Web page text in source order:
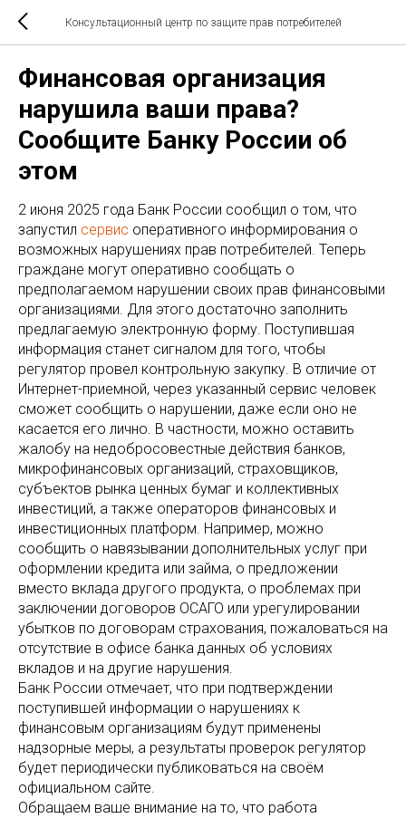
Консультационный центр по защите прав потребителей
Финансовая организация
нарушила ваши права?
Сообщите Банку России об
этом
2 июня 2025 года Банк России сообщил о том, что
запустил сервис оперативного информирования о
возможных нарушениях прав потребителей. Теперь
граждане могут оперативно сообщать о
предполагаемом нарушении своих прав финансовыми
организациями. Для этого достаточно заполнить
предлагаемую электронную форму. Поступившая
информация станет сигналом для того, чтобы
регулятор провел контрольную закупку. В отличие от
Интернет-приемной, через указанный сервис человек
сможет сообщить о нарушении, даже если оно не
касается его лично. В частности, можно оставить
жалобу на недобросовестные действия банков,
микрофинансовых организаций, страховщиков,
субъектов рынка ценных бумаг и коллективных
инвестиций, а также операторов финансовых и
инвестиционных платформ. Например, можно
сообщить о навязывании дополнительных услуг при
оформлении кредита или займа, о предложении
вместо вклада другого продукта, о проблемах при
заключении договоров ОСАГО или урегулировании
убытков по договорам страхования, пожаловаться на
отсутствие в офисе банка данных об условиях
вкладов и на другие нарушения.
Банк России отмечает, что при подтверждении
поступившей информации о нарушениях к
финансовым организациям будут применены
надзорные меры, а результаты проверок регулятор
будет периодически публиковаться на своём
официальном сайте.
Обращаем ваше внимание на то, что работа